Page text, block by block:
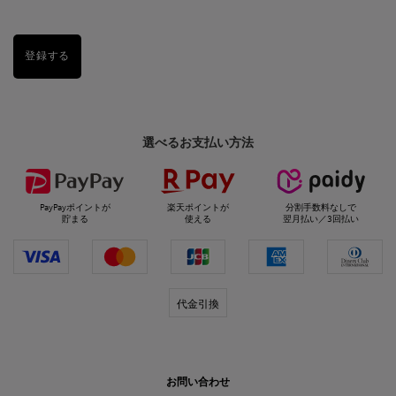
登録する
選べるお支払い方法
PayPayポイントが
貯まる
楽天ポイントが
使える
分割手数料なしで
翌月払い／3回払い
代金引換
お問い合わせ